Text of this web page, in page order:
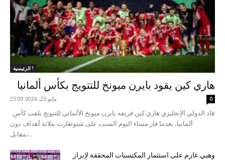
الرئيسية !
هاري كين يقود بايرن ميونخ للتتويج بكأس ألمانيا
مايو 23, 2026 23:09 0
ألمانيا، بعدما فاز مساء اليوم السبت على شتوتغارت بثلاثة أهداف دون
مقابل،...
وهبي عازم على استثمار المكتسبات المحققة لإبراز